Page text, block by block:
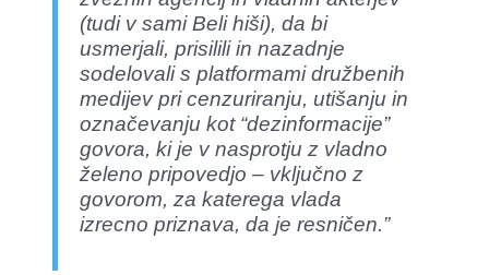
(tudi v sami Beli hiši), da bi
usmerjali, prisilili in nazadnje
sodelovali s platformami družbenih
medijev pri cenzuriranju, utišanju in
označevanju kot “dezinformacije”
govora, ki je v nasprotju z vladno
želeno pripovedjo – vključno z
govorom, za katerega vlada
izrecno priznava, da je resničen.”